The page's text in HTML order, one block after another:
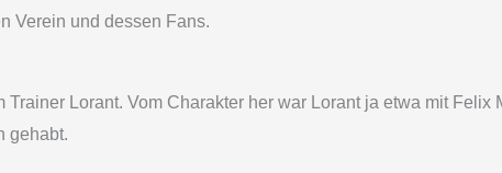
Verein und dessen Fans.
Lorant. Vom Charakter her war Lorant ja etwa mit Felix
gehabt.